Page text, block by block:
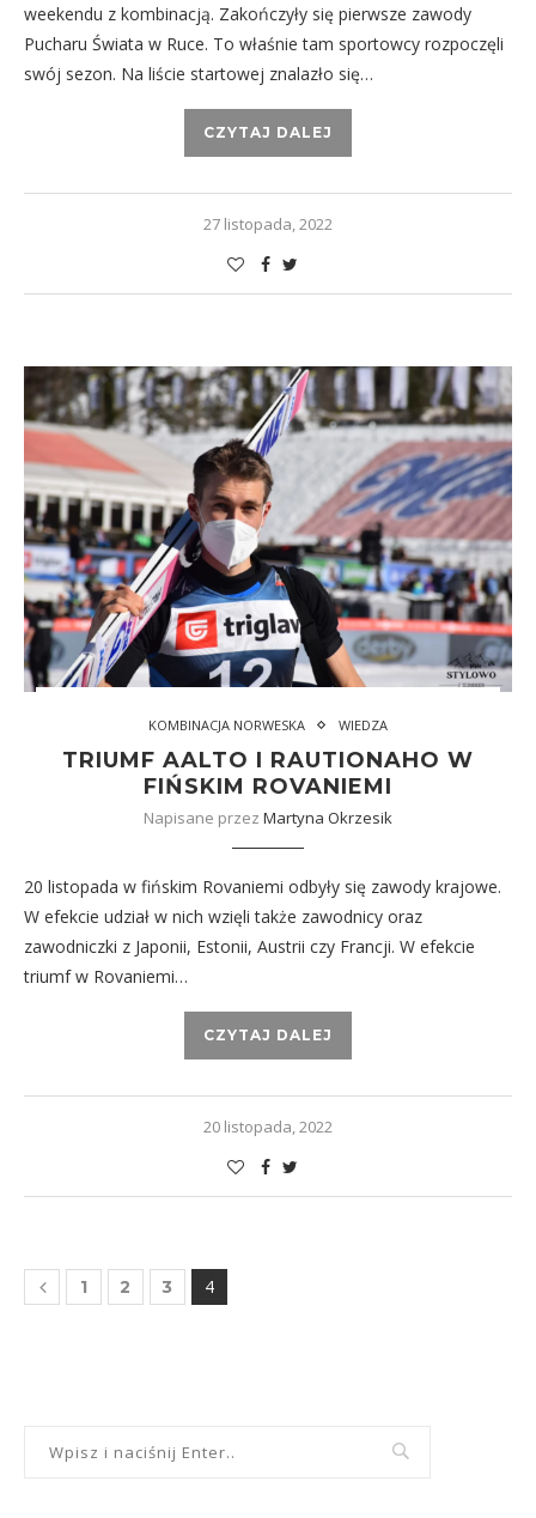
weekendu z kombinacją. Zakończyły się pierwsze zawody
Pucharu Świata w Ruce. To właśnie tam sportowcy rozpoczęli
swój sezon. Na liście startowej znalazło się…
CZYTAJ DALEJ
27 listopada, 2022
KOMBINACJA NORWESKA WIEDZA
TRIUMF AALTO I RAUTIONAHO W
FIŃSKIM ROVANIEMI
Napisane przez Martyna Okrzesik
20 listopada w fińskim Rovaniemi odbyły się zawody krajowe.
W efekcie udział w nich wzięli także zawodnicy oraz
zawodniczki z Japonii, Estonii, Austrii czy Francji. W efekcie
triumf w Rovaniemi…
CZYTAJ DALEJ
20 listopada, 2022
1 2 3 4